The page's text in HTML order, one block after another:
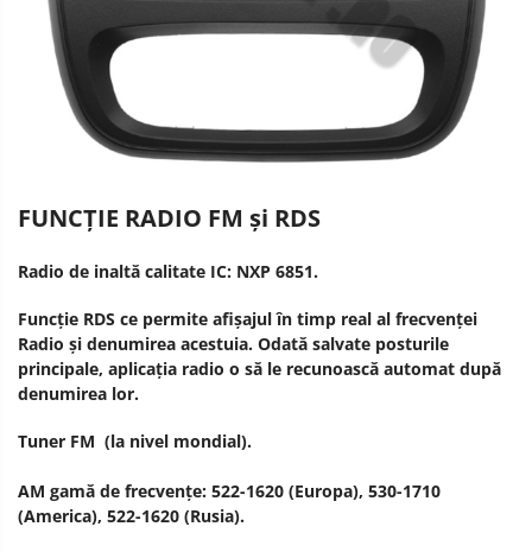
FUNCȚIE RADIO FM și RDS
Radio de inaltă calitate IC: NXP 6851.
Funcție RDS ce permite afișajul în timp real al frecvenței
Radio și denumirea acestuia. Odată salvate posturile
principale, aplicația radio o să le recunoască automat după
denumirea lor.
Tuner FM (la nivel mondial).
AM gamă de frecvențe: 522-1620 (Europa), 530-1710
(America), 522-1620 (Rusia).